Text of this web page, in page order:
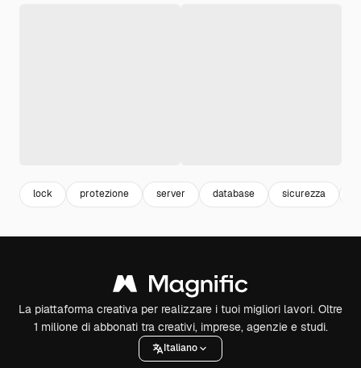
lock protezione server database sicurezza
La piattaforma creativa per realizzare i tuoi migliori lavori. Oltre
1 milione di abbonati tra creativi, imprese, agenzie e studi.
Italiano